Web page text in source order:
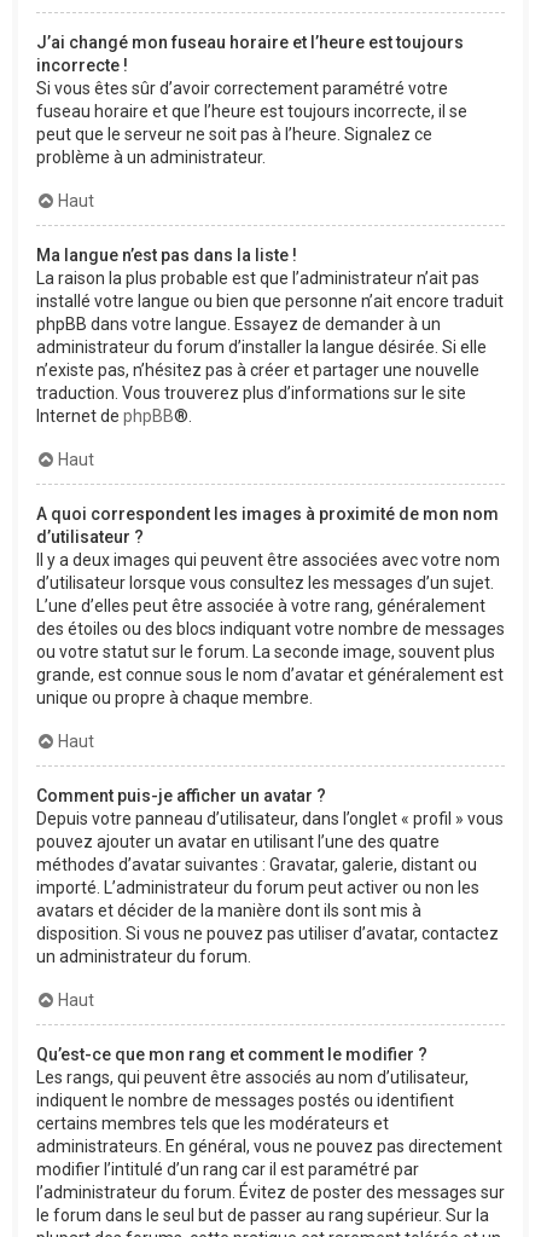
J’ai changé mon fuseau horaire et l’heure est toujours
incorrecte !
Si vous êtes sûr d’avoir correctement paramétré votre
fuseau horaire et que l’heure est toujours incorrecte, il se
peut que le serveur ne soit pas à l’heure. Signalez ce
problème à un administrateur.
Haut
Ma langue n’est pas dans la liste !
La raison la plus probable est que l’administrateur n’ait pas
installé votre langue ou bien que personne n’ait encore traduit
phpBB dans votre langue. Essayez de demander à un
administrateur du forum d’installer la langue désirée. Si elle
n’existe pas, n’hésitez pas à créer et partager une nouvelle
traduction. Vous trouverez plus d’informations sur le site
Internet de phpBB®.
Haut
A quoi correspondent les images à proximité de mon nom
d’utilisateur ?
Il y a deux images qui peuvent être associées avec votre nom
d’utilisateur lorsque vous consultez les messages d’un sujet.
L’une d’elles peut être associée à votre rang, généralement
des étoiles ou des blocs indiquant votre nombre de messages
ou votre statut sur le forum. La seconde image, souvent plus
grande, est connue sous le nom d’avatar et généralement est
unique ou propre à chaque membre.
Haut
Comment puis-je afficher un avatar ?
Depuis votre panneau d’utilisateur, dans l’onglet « profil » vous
pouvez ajouter un avatar en utilisant l’une des quatre
méthodes d’avatar suivantes : Gravatar, galerie, distant ou
importé. L’administrateur du forum peut activer ou non les
avatars et décider de la manière dont ils sont mis à
disposition. Si vous ne pouvez pas utiliser d’avatar, contactez
un administrateur du forum.
Haut
Qu’est-ce que mon rang et comment le modifier ?
Les rangs, qui peuvent être associés au nom d’utilisateur,
indiquent le nombre de messages postés ou identifient
certains membres tels que les modérateurs et
administrateurs. En général, vous ne pouvez pas directement
modifier l’intitulé d’un rang car il est paramétré par
l’administrateur du forum. Évitez de poster des messages sur
le forum dans le seul but de passer au rang supérieur. Sur la